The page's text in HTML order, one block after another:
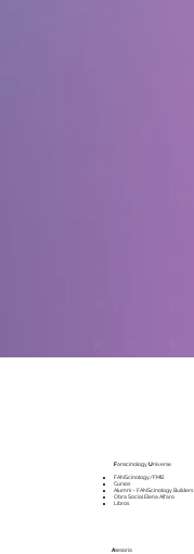
FanscinologyUniverse
FANScinology/FMB
Cursos
Alumni – FANScinology Builders
Obra Social Elena Alfaro
Libros
Asesoría